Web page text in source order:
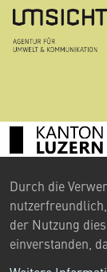
©2024
Kontakt
Impressum
Durch die
der Nutzung
einverstanden,